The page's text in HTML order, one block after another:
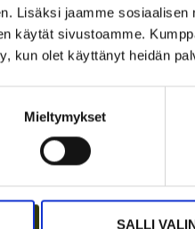
Lisäksi jaamme
käytät sivustoamme.
kun olet käyttänyt heidän
Mieltymykset
SALLI